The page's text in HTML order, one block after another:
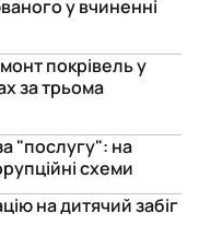
у вчиненні
покрівель у
за трьома
"послугу": на
схеми
на дитячий забіг